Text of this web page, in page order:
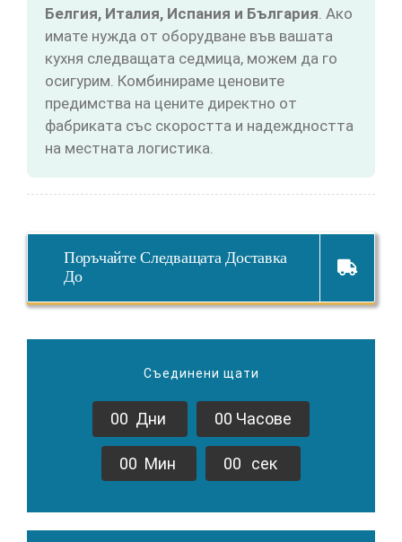
Белгия, Италия, Испания и България. Ако
имате нужда от оборудване във вашата
кухня следващата седмица, можем да го
осигурим. Комбинираме ценовите
предимства на цените директно от
фабриката със скоростта и надеждността
на местната логистика.
Поръчайте Следващата Доставка
До
Съединени щати
00 Дни 00 Часове
00 Мин 00 сек